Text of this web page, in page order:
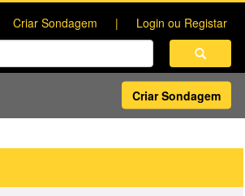
Criar Sondagem Login ou Registar
Criar Sondagem